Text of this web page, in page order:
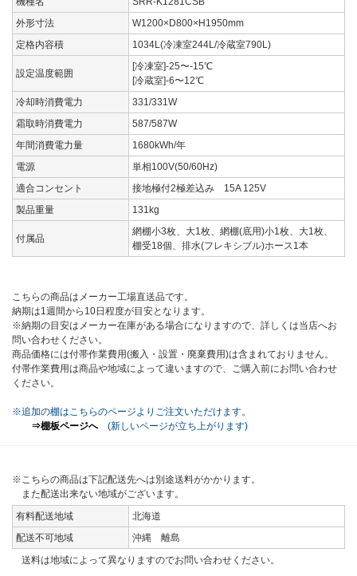
外形寸法
W1200×D800×H1950mm
定格内容積
1034L(冷凍室244L/冷蔵室790L)
設定温度範囲
[冷凍室]-25〜-15℃
[冷蔵室]-6〜12℃
冷却時消費電力
331/331W
霜取時消費電力
587/587W
年間消費電力量
1680kWh/年
電源
単相100V(50/60Hz)
適合コンセント
接地極付2極差込み 15A 125V
製品重量
131kg
付属品
網棚小3枚、大1枚、網棚(底用)小1枚、大1枚、
棚受18個、排水(フレキシブル)ホース1本
こちらの商品はメーカー工場直送品です。
納期は1週間から10日程度が目安となります。
※納期の目安はメーカー在庫がある場合になりますので、詳しくは当店へお
問い合わせください。
商品価格には付帯作業費用(搬入・設置・廃棄費用)は含まれておりません。
付帯作業費用は商品や地域によって違いますので、ご購入前にお問い合わせ
ください。
※追加の棚はこちらのページよりご注文いただけます。
⇒棚板ページへ(新しいページが立ち上がります)
※こちらの商品は下記配送先へは別途送料がかかります。
また配送出来ない地域がございます。
有料配送地域
北海道
配送不可地域
沖縄 離島
送料は地域によって異なりますのでお問い合わせください。